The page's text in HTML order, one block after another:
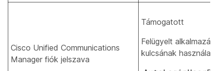
Cisco Unified Communications
Manager fiók jelszava
Támogatott
Felügyelt
kulcsának használata